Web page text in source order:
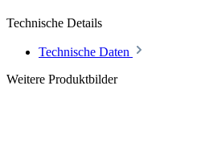
Technische Details
Technische Daten
Weitere Produktbilder